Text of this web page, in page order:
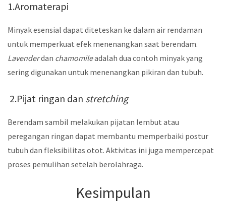
1.Aromaterapi
Minyak esensial dapat diteteskan ke dalam air rendaman
untuk memperkuat efek menenangkan saat berendam.
Lavenderdan chamomileadalah dua contoh minyak yang
sering digunakan untuk menenangkan pikiran dan tubuh.
2.Pijat ringan dan stretching
Berendam sambil melakukan pijatan lembut atau
peregangan ringan dapat membantu memperbaiki postur
tubuh dan fleksibilitas otot. Aktivitas ini juga mempercepat
proses pemulihan setelah berolahraga.
Kesimpulan